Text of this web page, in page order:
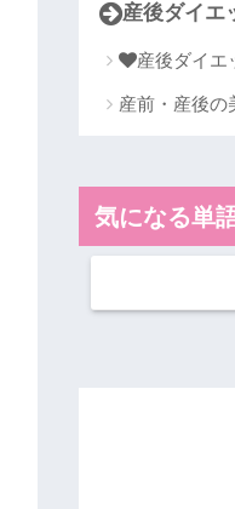
産後ダイエ
産後ダイエ
産前・産後の
気になる単